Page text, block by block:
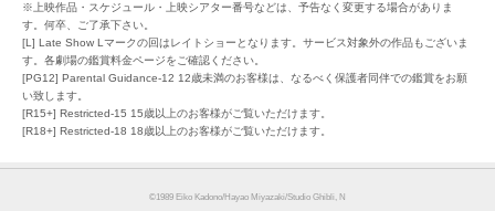
※上映作品・スケジュール・上映シアター番号などは、予告なく変更する場合がありま
す。何卒、ご了承下さい。
[L] Late Show Lマークの回はレイトショーとなります。サービス対象外の作品もございま
す。各劇場の鑑賞料金ページをご確認ください。
[PG12] Parental Guidance-12 12歳未満のお客様は、なるべく保護者同伴での鑑賞をお願
い致します。
[R15+] Restricted-15 15歳以上のお客様がご覧いただけます。
[R18+] Restricted-18 18歳以上のお客様がご覧いただけます。
©︎1989 Eiko Kadono/Hayao Miyazaki/Studio Ghibli, N